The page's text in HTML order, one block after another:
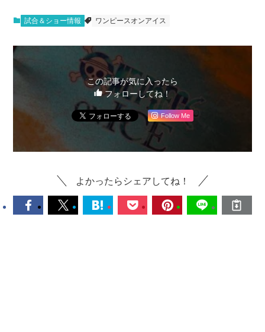
試合＆ショー情報 ワンピースオンアイス
この記事が気に入ったら
フォローしてね！
Follow Me
よかったらシェアしてね！